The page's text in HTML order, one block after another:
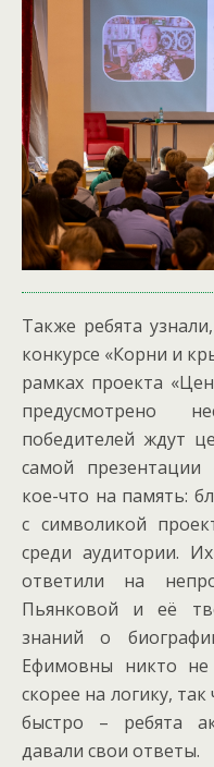
Также ребята
конкурсе «Корни и
рамках проекта
предусмотрено
победителей ждут
самой презентации
кое-что на память:
с символикой
среди аудитории.
ответили на
Пьянковой и её
знаний о
Ефимовны никто
скорее на логику,
быстро – ребята
давали свои ответы.